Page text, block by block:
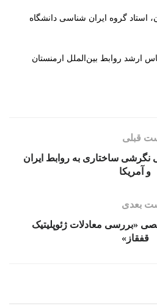
استاد گروه ایران شناسی دانشگاه
ارشد روابط بین‌الملل ارمنستان
قبلی
ساختاری به روابط ایران
و آمریکا
بعدی
معادلات ژئوپلیتیک
قفقاز»